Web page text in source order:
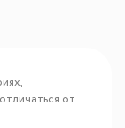
от